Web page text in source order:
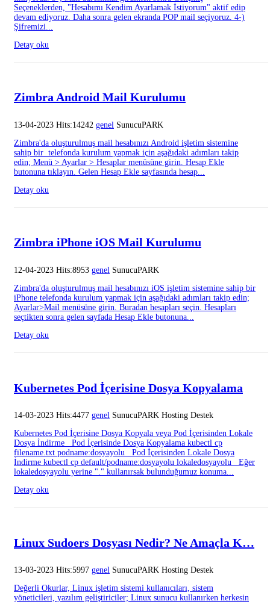
Seçeneklerden, "Hesabımı Kendim Ayarlamak İstiyorum" aktif edip
devam ediyoruz. Daha sonra gelen ekranda POP mail seçiyoruz. 4-)
Şifremizi...
Detay oku
Zimbra Android Mail Kurulumu
13-04-2023 Hits:14242 genel SunucuPARK
Zimbra'da oluşturulmuş mail hesabınızı Android işletim sistemine
sahip bir telefonda kurulum yapmak için aşağıdaki adımları takip
edin; Menü > Ayarlar > Hesaplar menüsüne girin. Hesap Ekle
butonuna tıklayın. Gelen Hesap Ekle sayfasında hesap...
Detay oku
Zimbra iPhone iOS Mail Kurulumu
12-04-2023 Hits:8953 genel SunucuPARK
Zimbra'da oluşturulmuş mail hesabınızı iOS işletim sistemine sahip bir
iPhone telefonda kurulum yapmak için aşağıdaki adımları takip edin;
Ayarlar>Mail menüsüne girin. Buradan hesapları seçin. Hesapları
seçtikten sonra gelen sayfada Hesap Ekle butonuna...
Detay oku
Kubernetes Pod İçerisine Dosya Kopyalama
14-03-2023 Hits:4477 genel SunucuPARK Hosting Destek
Kubernetes Pod İçerisine Dosya Kopyala veya Pod İçerisinden Lokale
Dosya İndirme Pod İçerisinde Dosya Kopyalama kubectl cp
filename.txt podname:dosyayolu Pod İçerisinden Lokale Dosya
İndirme kubectl cp default/podname:dosyayolu lokaledosyayolu Eğer
lokaledosyayolu yerine "." kullanırsak bulunduğumuz konuma...
Detay oku
Linux Sudoers Dosyası Nedir? Ne Amaçla K…
13-03-2023 Hits:5997 genel SunucuPARK Hosting Destek
Değerli Okurlar, Linux işletim sistemi kullanıcıları, sistem
yöneticileri, yazılım geliştiriciler; Linux sunucu kullanırken herkesin